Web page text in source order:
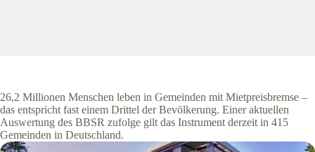
26,2 Millionen Menschen leben in Gemeinden mit Mietpreisbremse –
das entspricht fast einem Drittel der Bevölkerung. Einer aktuellen
Auswertung des BBSR zufolge gilt das Instrument derzeit in 415
Gemeinden in Deutschland.